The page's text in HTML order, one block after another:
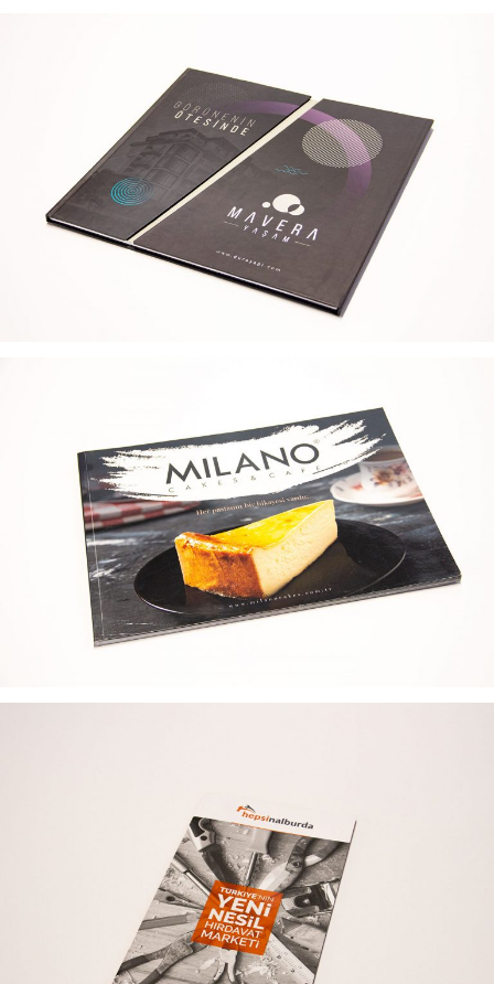
MAVERA YAŞAM SITESI KATALOG TASARIMI
MILANO CAKES ÜRÜNLER KATALOG TASARIMI
HEPSINALBURDA KATALOG TASARIMI